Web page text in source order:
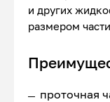
и других
размером
проточная